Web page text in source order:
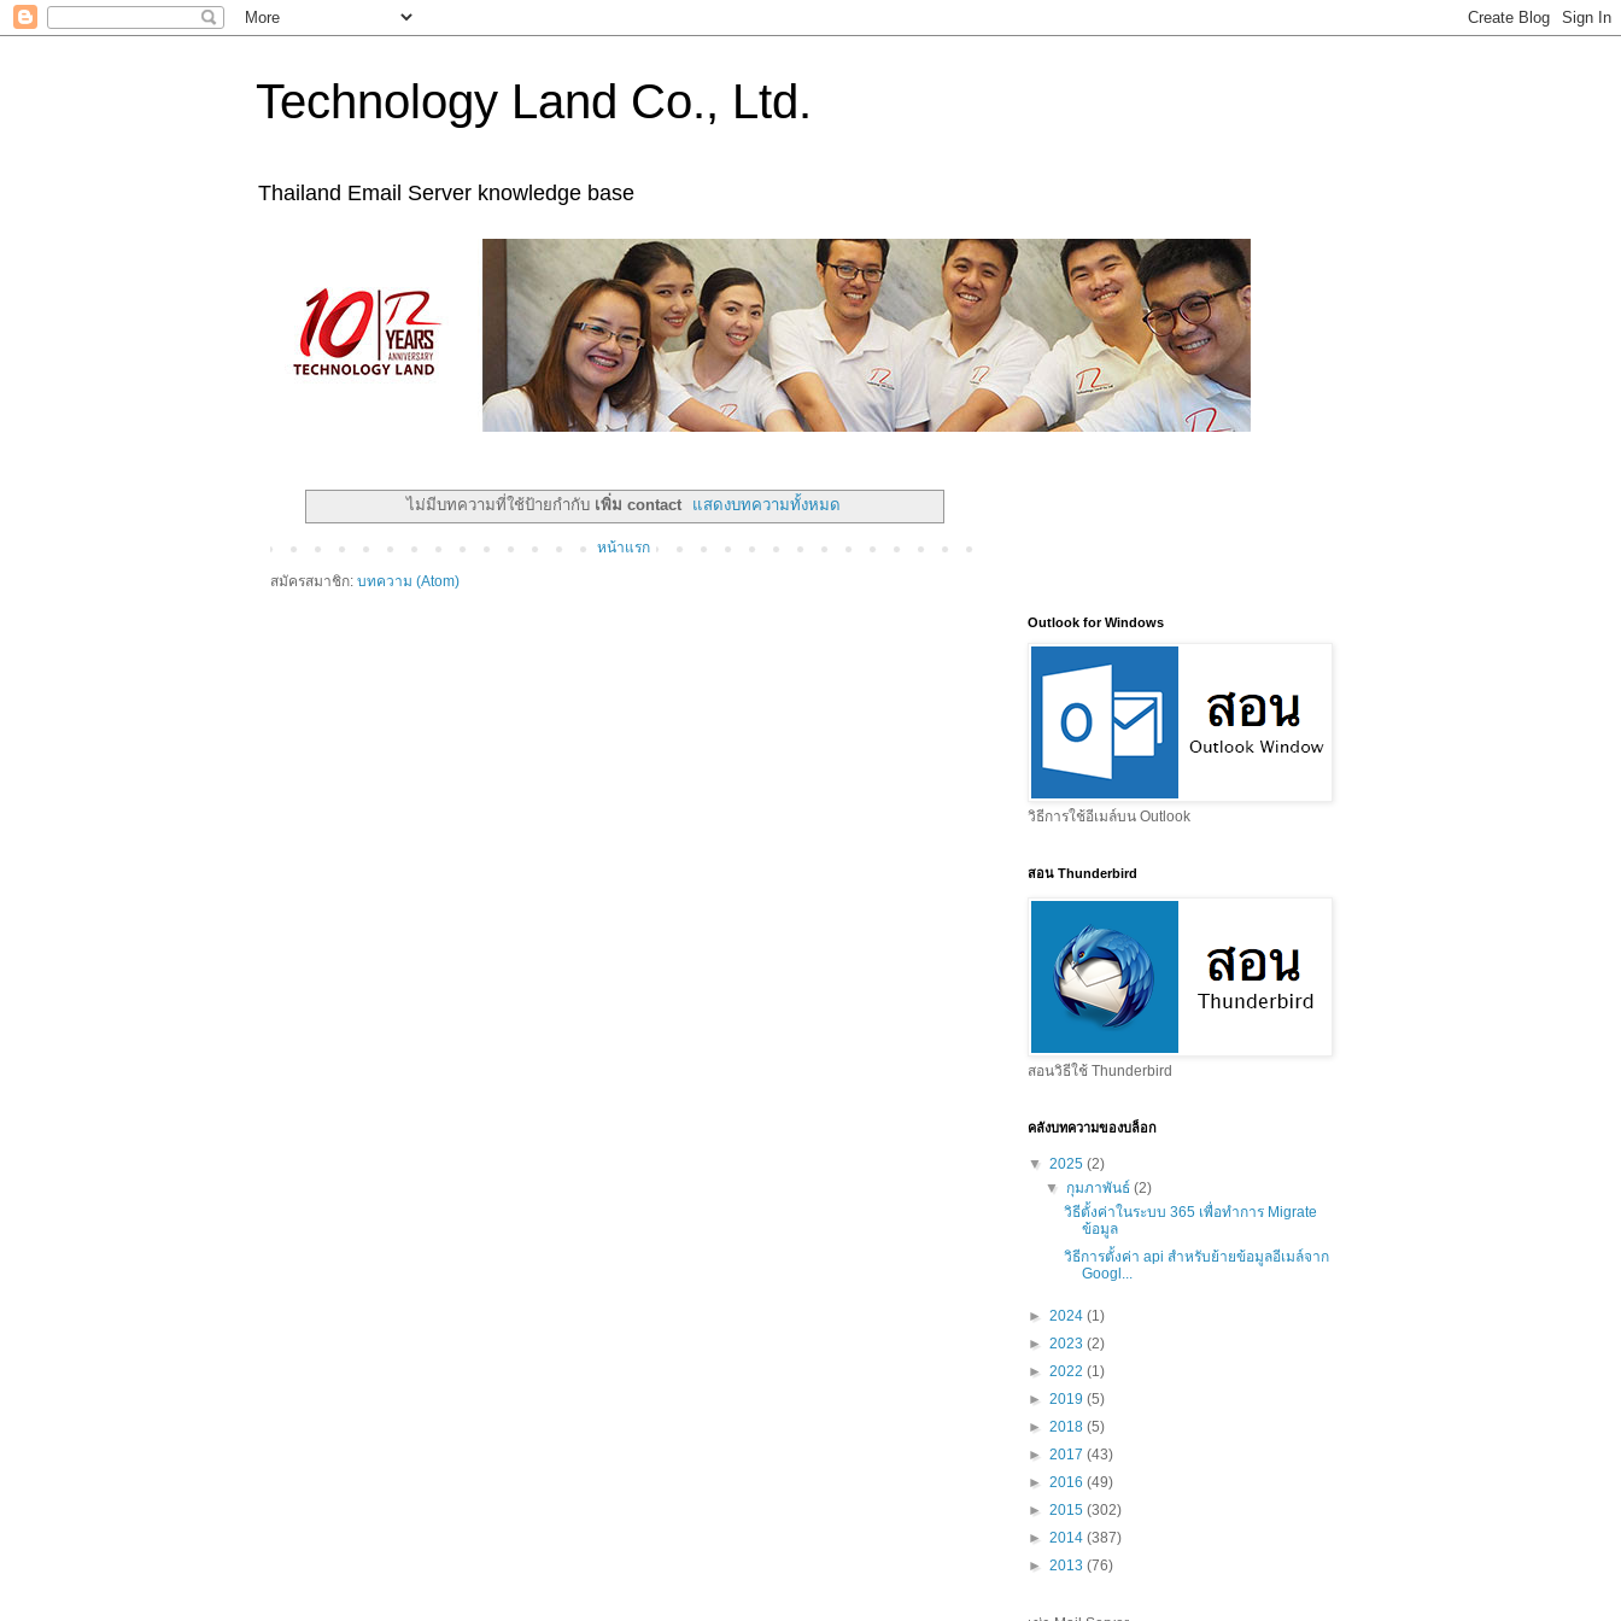
Technology Land Co., Ltd.
Thailand Email Server knowledge base
ไม่มีบทความที่ใช้ป้ายกำกับ เพิ่ม contact แสดงบทความทั้งหมด
หน้าแรก
สมัครสมาชิก: บทความ (Atom)
Outlook for Windows
วิธีการใช้อีเมล์บน Outlook
สอน Thunderbird
สอนวิธีใช้ Thunderbird
คลังบทความของบล็อก
▼ 2025 (2)
▼ กุมภาพันธ์(2)
วิธีตั้งค่าในระบบ 365 เพื่อทำการ Migrate
ข้อมูล
วิธีการตั้งค่า api สำหรับย้ายข้อมูลอีเมล์จาก
Googl...
► 2024 (1)
► 2023 (2)
► 2022 (1)
► 2019 (5)
► 2018 (5)
► 2017 (43)
► 2016 (49)
► 2015 (302)
► 2014 (387)
► 2013 (76)